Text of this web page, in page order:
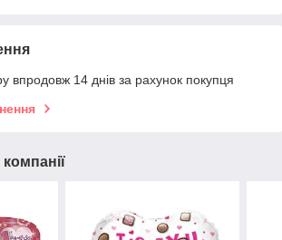
впродовж 14 днів за рахунок покупця